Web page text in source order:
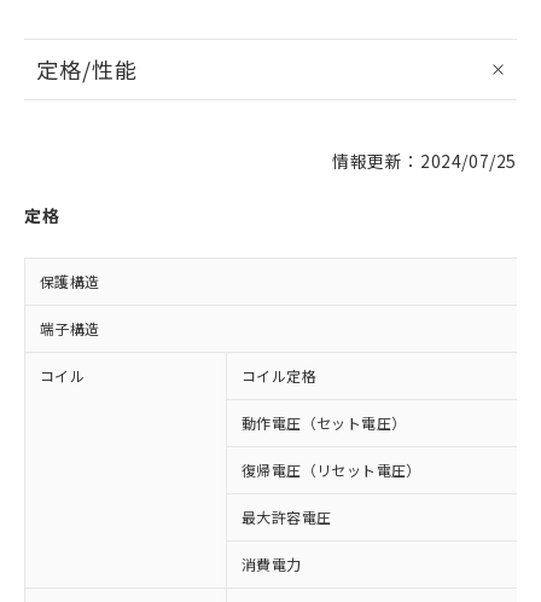
定格/性能
情報更新：2024/07/25
定格
保護構造
端子構造
コイル コイル定格
動作電圧（セット電圧）
復帰電圧（リセット電圧）
最大許容電圧
消費電力